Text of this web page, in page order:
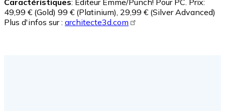
Caractéristiques: Editeur Emme/Punch! Pour PC. Prix:
49,99 € (Gold) 99 € (Platinium), 29,99 € (Silver Advanced)
Plus d'infos sur : architecte3d.com